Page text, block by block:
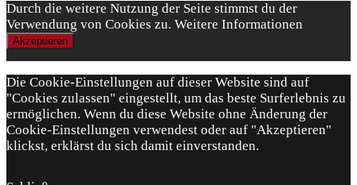
Durch die weitere Nutzung der Seite stimmst du der
Verwendung von Cookies zu. Weitere Informationen
Akzeptieren
Die Cookie-Einstellungen auf dieser Website sind auf
"Cookies zulassen" eingestellt, um das beste Surferlebnis zu
ermöglichen. Wenn du diese Website ohne Änderung der
Cookie-Einstellungen verwendest oder auf "Akzeptieren"
klickst, erklärst du sich damit einverstanden.